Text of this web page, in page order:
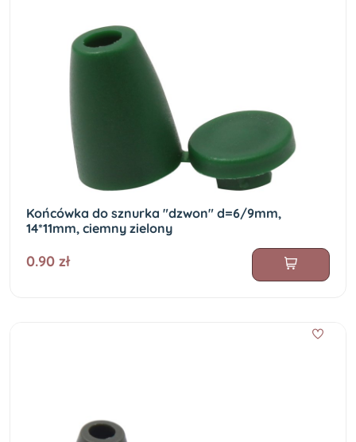
Końcówka do sznurka "dzwon" d=6/9mm,
14*11mm, ciemny zielony
0.90 zł